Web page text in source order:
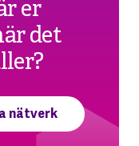
er
det
nätverk